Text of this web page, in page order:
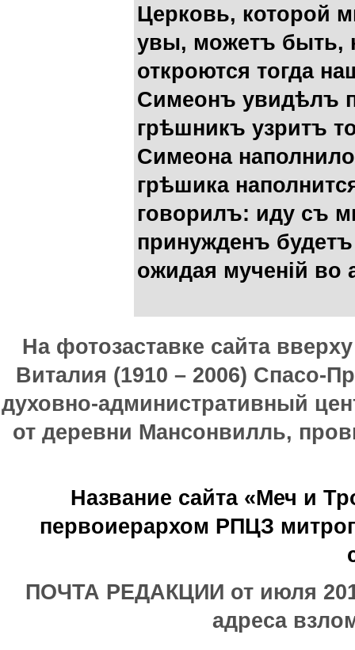
Церковь, которой
увы, можетъ быть,
откроются тогда
Симеонъ увидѣлъ
грѣшникъ узритъ
Симеона
грѣшика
говорилъ: иду съ
принужденъ
ожидая мученій во
На фотозаставке сайта
Виталия (1910 – 2006) Спасо-
духовно-административный
от деревни Мансонвилль,
Название сайта «Меч и
первоиерархом РПЦЗ
ПОЧТА РЕДАКЦИИ от июля
адреса